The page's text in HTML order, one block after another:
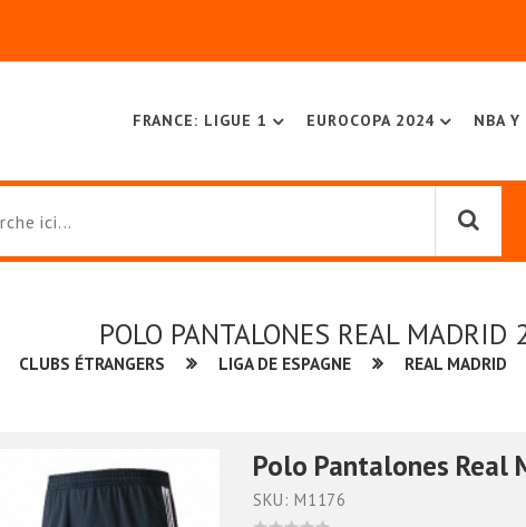
FRANCE: LIGUE 1 EUROCOPA 2024 NBA Y
POLO PANTALONES REAL
CLUBS ÉTRANGERS LIGA DE ESPAGNE REAL MADRID
Polo Pantalones Real
SKU: M1176